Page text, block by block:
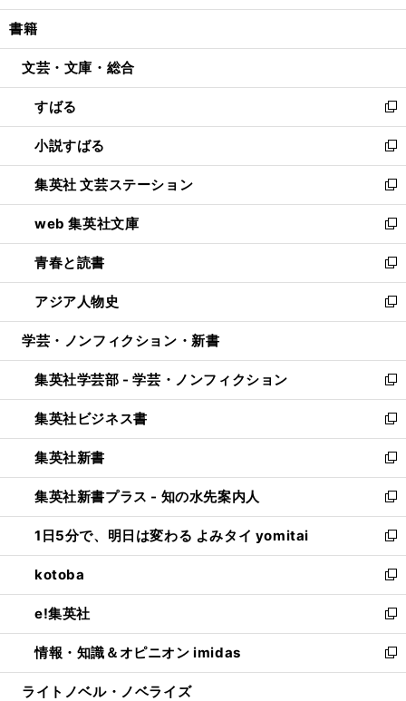
開
ウ
開
ン
ウ
開
く
ウ
ン
ウ
で
開
く
し
ウ
ン
ド
ウ
で
開
く
書籍
文芸・文庫・総合
すばる
新
し
い
ウ
ィ
ン
ド
ウ
で
開
く
小説すばる
新
し
い
ウ
ィ
ン
ド
ウ
で
開
集英社 文芸ステーション
新
し
い
ウ
ィ
ン
ド
ウ
開
く
web 集英社文庫
新
し
い
ウ
ィ
ン
ウ
で
開
く
青春と読書
新
し
い
ウ
ン
ド
ウ
で
開
く
アジア人物史
新
し
ウ
ィ
ン
ド
ウ
で
開
く
学芸・ノンフィクション・新書
集英社学芸部 - 学芸・ノンフィクション
新
し
い
ウ
ィ
ン
ド
ウ
で
開
く
集英社ビジネス書
新
し
い
ウ
ィ
ン
ド
ウ
で
開
く
集英社新書
新
し
い
ウ
ィ
ン
ド
ウ
で
開
く
集英社新書プラス - 知の水先案内人
新
し
い
ウ
ィ
ン
ド
ウ
で
開
1日5分で、明日は変わる よみタイ yomitai
新
し
い
ウ
ィ
ン
ド
ウ
kotoba
新
し
い
ウ
ィ
ン
e!集英社
新
し
い
ウ
情報・知識＆オピニオン imidas
新
し
ライトノベル・ノベライズ